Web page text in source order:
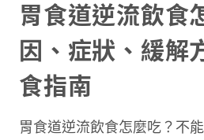
胃食道逆流飲食
因、症狀、緩解
食指南
胃食道逆流飲食怎麼吃？不